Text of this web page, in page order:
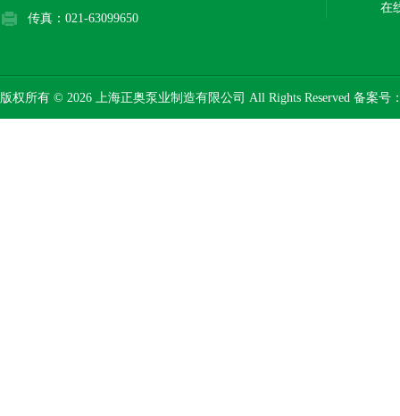
传真：021-63099650
在
版权所有 © 2026 上海正奥泵业制造有限公司 All Rights Reserved 备案号